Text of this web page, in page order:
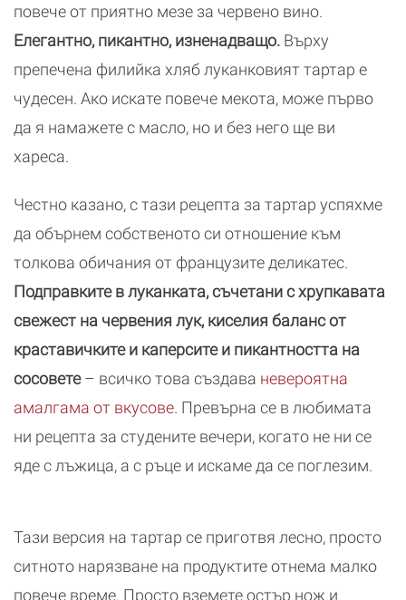
повече от приятно мезе за червено вино.
Елегантно, пикантно, изненадващо. Върху
препечена филийка хляб луканковият тартар е
чудесен. Ако искате повече мекота, може първо
да я намажете с масло, но и без него ще ви
хареса.
Честно казано, с тази рецепта за тартар успяхме
да обърнем собственото си отношение към
толкова обичания от французите деликатес.
Подправките в луканката, съчетани с хрупкавата
свежест на червения лук, киселия баланс от
краставичките и каперсите и пикантността на
сосовете– всичко това създава невероятна
амалгама от вкусове. Превърна се в любимата
ни рецепта за студените вечери, когато не ни се
яде с лъжица, а с ръце и искаме да се поглезим.
Тази версия на тартар се приготвя лесно, просто
ситното нарязване на продуктите отнема малко
повече време. Просто вземете остър нож и